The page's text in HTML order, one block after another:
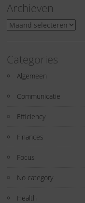
Archieven
Archieven
Categories
Algemeen
Communicatie
Efficiency
Finances
Focus
No category
Health